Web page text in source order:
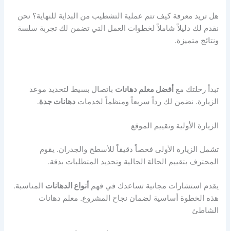
هل تريد معرفة كيف تتم عملية التشطيب من البداية للنهاية؟ نحن
نقدم لك دليلاً شاملاً لخطوات العمل التي تضمن لك تجربة سلسة
ونتائج متميزة.
تبدأ رحلتك مع أفضل معلم دهانات باتصال بسيط لتحديد موعد
الزيارة. نضمن لك رداً سريعاً ومنظماً لخدماتدهانات جدة.
الزيارة الأولية وتقييم الموقع
تشمل الزيارة الأولى فحصاً دقيقاً للأسطح والجدران. يقوم
المحترف بتقييم الحالة الحالية وتحديد المتطلبات بدقة.
يقدم استشارات مجانية تساعدك في فهم أنواع الدهانات المناسبة.
هذه الخطوة أساسية لضمان نجاح المشروع. معلم دهانات
الشاطئ